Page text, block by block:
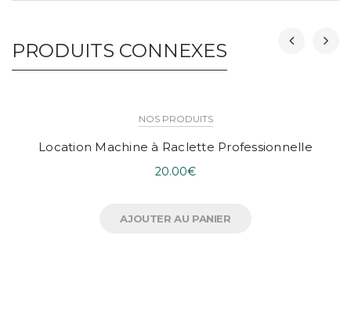
PRODUITS CONNEXES
NOS PRODUITS
Location Machine à Raclette Professionnelle
20.00€
AJOUTER AU PANIER